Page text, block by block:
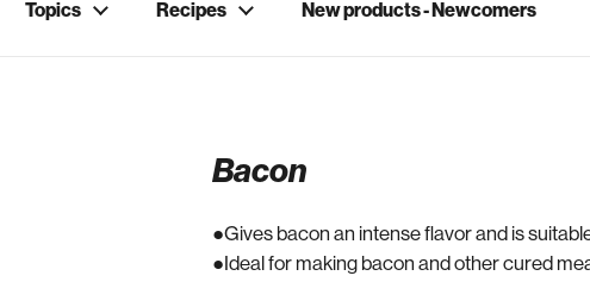
Topics Recipes New products - Newcomers
Bacon
Gives bacon an intense flavor and is
Ideal for making bacon and other cured